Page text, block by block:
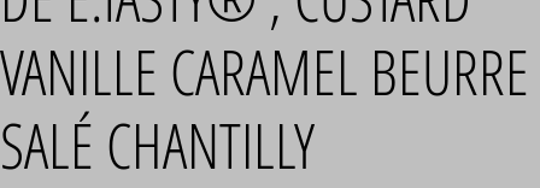
VANILLE CARAMEL BEURRE
SALÉ CHANTILLY